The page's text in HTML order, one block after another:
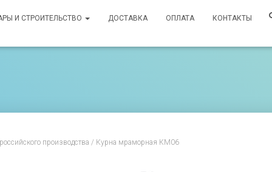
И СТРОИТЕЛЬСТВО ДОСТАВКА ОПЛАТА КОНТАКТЫ
производства / Курна мраморная КМ06